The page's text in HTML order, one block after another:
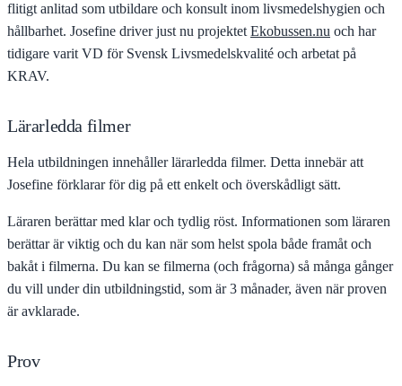
flitigt anlitad som utbildare och konsult inom livsmedelshygien och
hållbarhet. Josefine driver just nu projektet Ekobussen.nu och har
tidigare varit VD för Svensk Livsmedelskvalité och arbetat på
KRAV.
Lärarledda filmer
Hela utbildningen innehåller lärarledda filmer. Detta innebär att
Josefine förklarar för dig på ett enkelt och överskådligt sätt.
Läraren berättar med klar och tydlig röst. Informationen som läraren
berättar är viktig och du kan när som helst spola både framåt och
bakåt i filmerna. Du kan se filmerna (och frågorna) så många gånger
du vill under din utbildningstid, som är 3 månader, även när proven
är avklarade.
Prov